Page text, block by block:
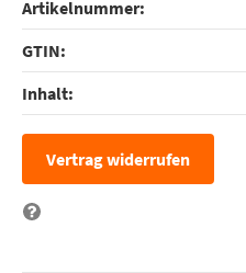
Artikelnummer:
GTIN:
Inhalt‍:
Vertrag widerrufen